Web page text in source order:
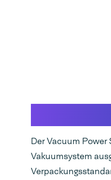
Der Vacuum
Vakuumsystem